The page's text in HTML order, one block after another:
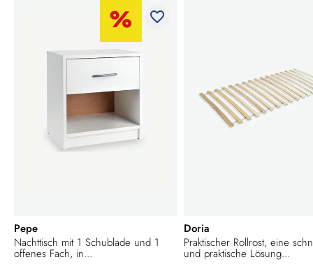
favorite_border
Pepe
Nachttisch mit 1 Schublade und 1
offenes Fach, in...
Doria
Praktischer Rollrost, eine
und praktische Lösung...